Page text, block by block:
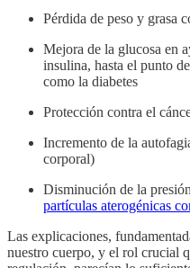
Pérdida de peso y grasa
Mejora de la glucosa en
insulina, hasta el punto
como la diabetes
Protección contra el
Incremento de la
corporal)
Disminución de la
partículas aterogénicas
Las explicaciones,
nuestro cuerpo, y el rol crucial